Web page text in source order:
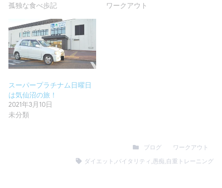
孤独な食べ歩記
ワークアウト
スーパープラチナム日曜日
は気仙沼の旅！
2021年3月10日
未分類
ブログ
ワークアウト
ダイエット ,バイタリティ ,愚痴, 自重トレーニング